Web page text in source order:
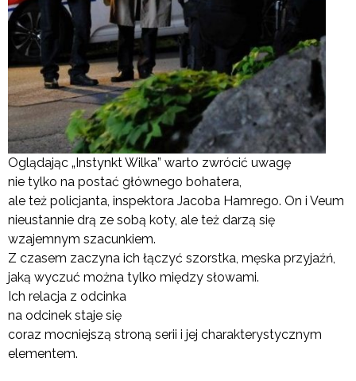
Oglądając „Instynkt Wilka” warto zwrócić uwagę
nie tylko na postać głównego bohatera,
ale też policjanta, inspektora Jacoba Hamrego. On i Veum
nieustannie drą ze sobą koty, ale też darzą się
wzajemnym szacunkiem.
Z czasem zaczyna ich łączyć szorstka, męska przyjaźń,
jaką wyczuć można tylko między słowami.
Ich relacja z odcinka
na odcinek staje się
coraz mocniejszą stroną serii i jej charakterystycznym
elementem.